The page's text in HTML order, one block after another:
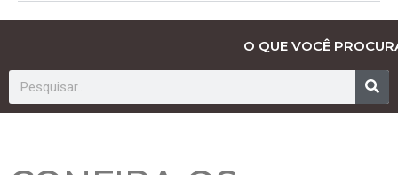
O QUE VOCÊ